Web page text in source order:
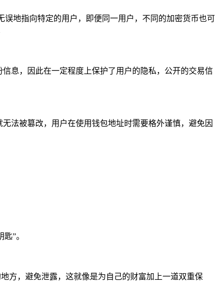
地指向特定的用户，即便同一用户，不同的加密货币也可
息，因此在一定程度上保护了用户的隐私，公开的交易信
法被篡改，用户在使用钱包地址时需要格外谨慎，避免因
”。
方，避免泄露，这就像是为自己的财富加上一道双重保